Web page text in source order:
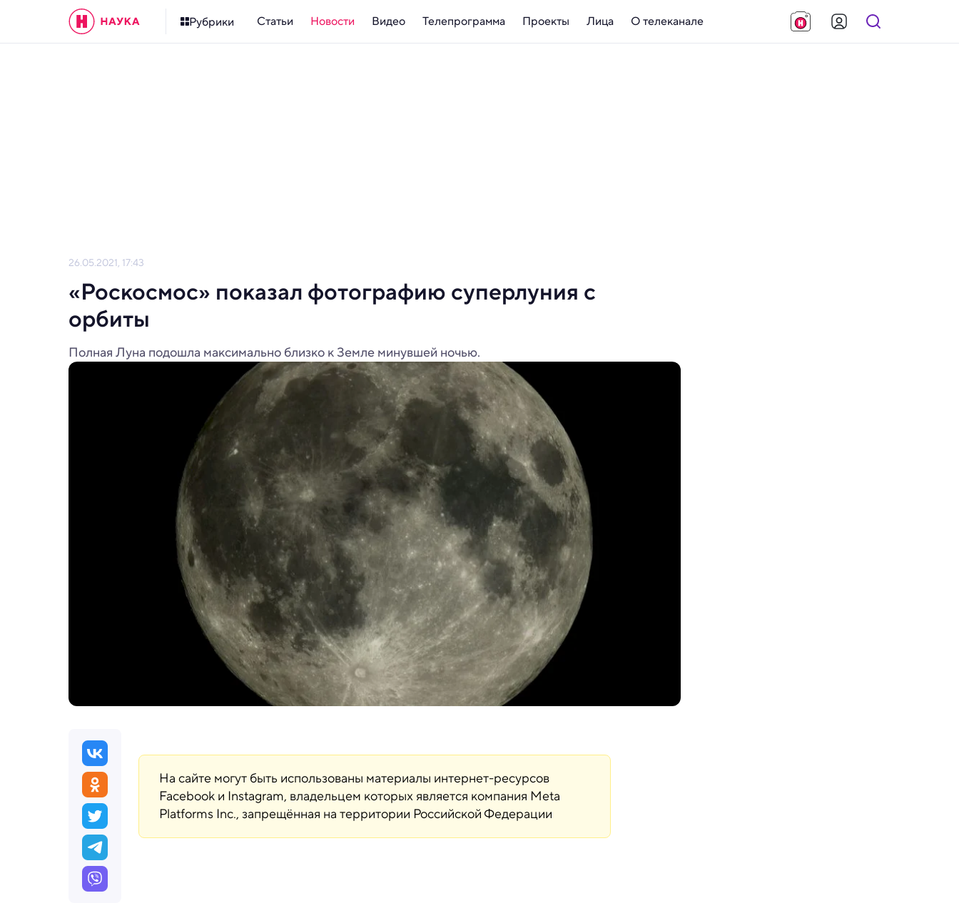
Рубрики Статьи Новости Видео Телепрограмма Проекты Лица О телеканале
26.05.2021, 17:43
«Роскосмос» показал фотографию суперлуния с
орбиты
Полная Луна подошла максимально близко к Земле минувшей ночью.
На сайте могут быть использованы материалы интернет-ресурсов
Facebook и Instagram, владельцем которых является компания Meta
Platforms Inc., запрещённая на территории Российской Федерации